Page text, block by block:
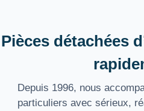
Pièces détachées
Depuis 1996, nous
particuliers avec sérieux,